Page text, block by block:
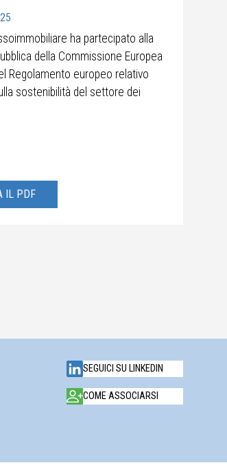
ha partecipato alla
della Commissione Europea
Regolamento europeo relativo
sostenibilità del settore dei
IL PDF
SEGUICI SU LINKEDIN
COME ASSOCIARSI